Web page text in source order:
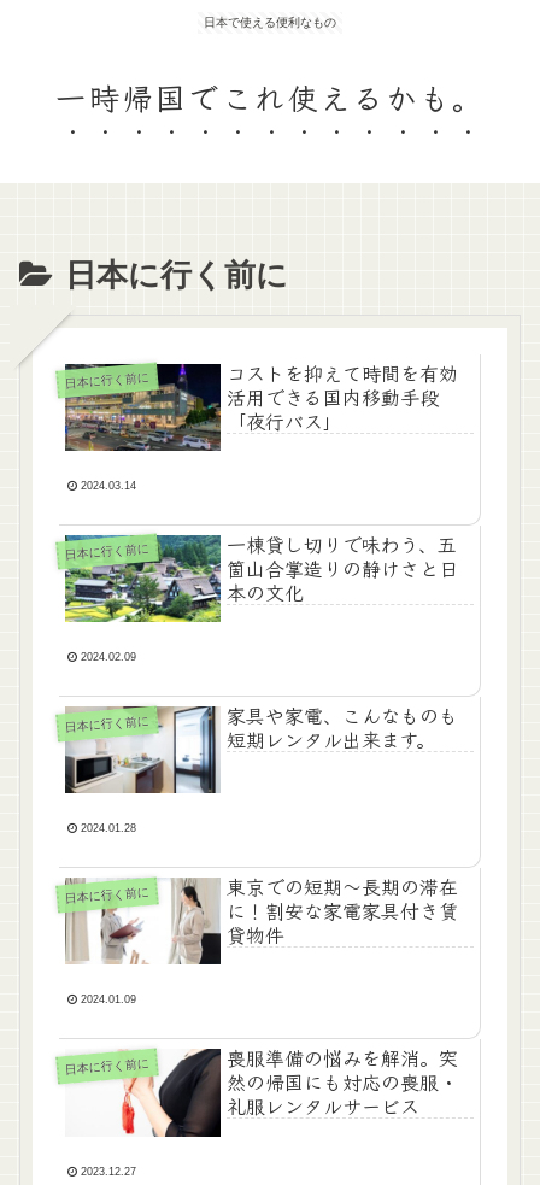
日本で使える便利なもの
一時帰国でこれ使えるかも。
日本に行く前に
日本に行く前に
コストを抑えて時間を有効
活用できる国内移動手段
「夜行バス」
2024.03.14
日本に行く前に
一棟貸し切りで味わう、五
箇山合掌造りの静けさと日
本の文化
2024.02.09
日本に行く前に
家具や家電、こんなものも
短期レンタル出来ます。
2024.01.28
日本に行く前に
東京での短期～長期の滞在
に！割安な家電家具付き賃
貸物件
2024.01.09
日本に行く前に
喪服準備の悩みを解消。突
然の帰国にも対応の喪服・
礼服レンタルサービス
2023.12.27